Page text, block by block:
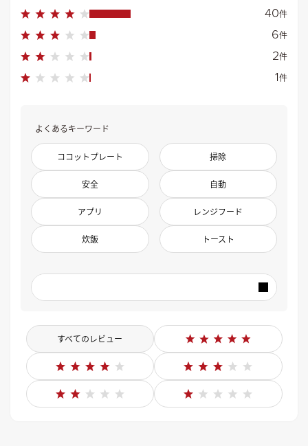
40件
6件
2件
1件
よくあるキーワード
ココットプレート 掃除
安全 自動
アプリ レンジフード
炊飯 トースト
すべてのレビュー